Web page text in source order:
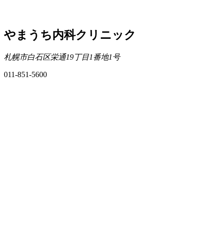
やまうち内科クリニック
札幌市白石区栄通19丁目1番地1号
011-851-5600